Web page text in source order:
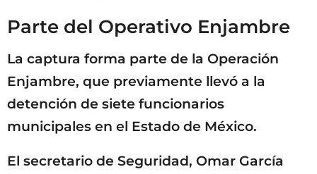
Parte del Operativo Enjambre
La captura forma parte de la Operación
Enjambre, que previamente llevó a la
detención de siete funcionarios
municipales en el Estado de México.
El secretario de Seguridad, Omar García